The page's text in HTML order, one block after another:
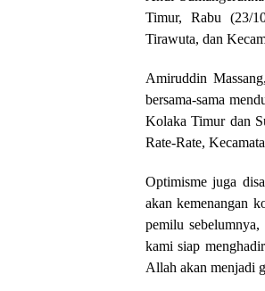
Timur, Rabu (23/
Tirawuta, dan
Amiruddin
bersama-sama
Kolaka Timur dan
Rate-Rate,
Optimisme juga
akan kemenangan
pemilu
kami siap
Allah akan menjadi